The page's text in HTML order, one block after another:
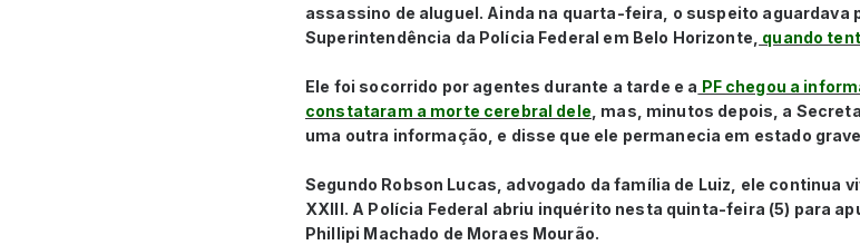
assassino de aluguel. Ainda na quarta-feira, o suspeito aguardava
Superintendência da Polícia Federal em Belo Horizonte, quando
Ele foi socorrido por agentes durante a tarde e a PF chegou a
constataram a morte cerebral dele , mas, minutos depois, a
uma outra informação, e disse que ele permanecia em estado
Segundo Robson Lucas, advogado da família de Luiz, ele continua
XXIII. A Polícia Federal abriu inquérito nesta quinta-feira (5) para
Phillipi Machado de Moraes Mourão.